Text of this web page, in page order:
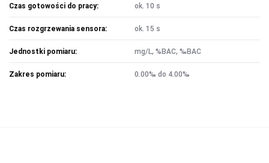
Czas gotowości do pracy: ok. 10 s
Czas rozgrzewania sensora: ok. 15 s
Jednostki pomiaru: mg/L, %BAC, ‰BAC
Zakres pomiaru: 0.00‰ do 4.00‰